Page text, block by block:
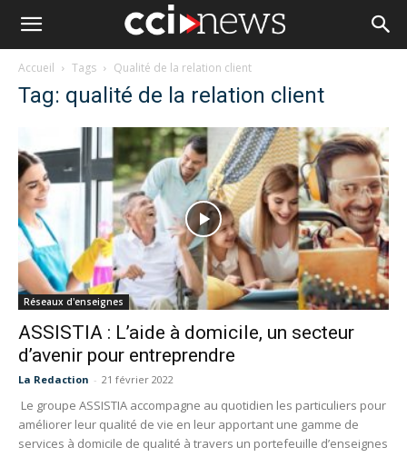
Accueil Tags Qualité de la relation client
Tag: qualité de la relation client
Réseaux d'enseignes
ASSISTIA : L’aide à domicile, un secteur
d’avenir pour entreprendre
La Redaction - 21 février 2022
Le groupe ASSISTIA accompagne au quotidien les particuliers pour
améliorer leur qualité de vie en leur apportant une gamme de
services à domicile de qualité à travers un portefeuille d’enseignes